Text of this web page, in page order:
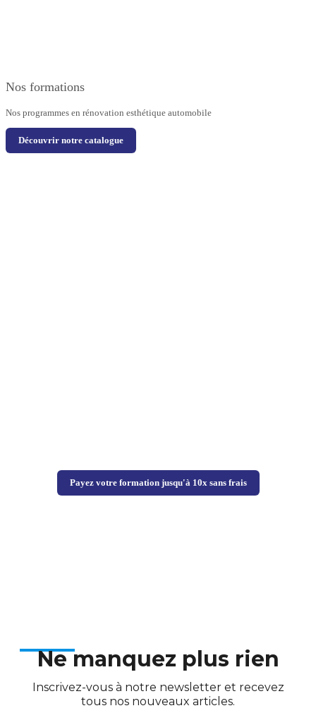
Nos formations
Nos programmes en rénovation esthétique automobile
Découvrir notre catalogue
Payez votre formation jusqu'à 10x sans frais
Ne manquez plus rien
Inscrivez-vous à notre newsletter et recevez
tous nos nouveaux articles.